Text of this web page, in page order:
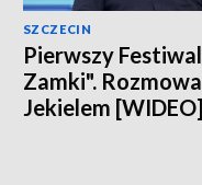
SZCZECIN
Pierwszy
Zamki".
Jekielem [WIDEO]